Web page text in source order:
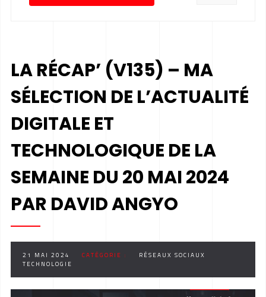
LA RÉCAP’ (V135) – MA
SÉLECTION DE L’ACTUALITÉ
DIGITALE ET
TECHNOLOGIQUE DE LA
SEMAINE DU 20 MAI 2024
PAR DAVID ANGYO
21 MAI 2024 CATÉGORIE :
RÉSEAUX SOCIAUX
TECHNOLOGIE